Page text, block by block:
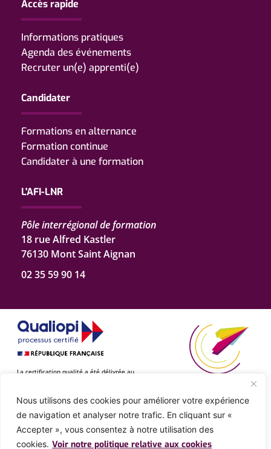
Nous utilisons des cookies pour améliorer votre expérience
de navigation et analyser notre trafic. En cliquant sur «
Accepter », vous consentez à notre utilisation des
cookies. Voir notre politique relative aux cookies
Accès rapide
Informations pratiques
Agenda des événements
Recruter un(e) apprenti(e)
Candidater
Formations en alternance
Formation continue
Candidater à une formation
L'AFI-LNR
Pôle interrégional de formation
18 rue Alfred Kastler
76130 Mont Saint Aignan
02 35 59 90 14
La certification qualité a été délivrée au
– Actions de formation par
Mentions légales–Politique de confidentialité